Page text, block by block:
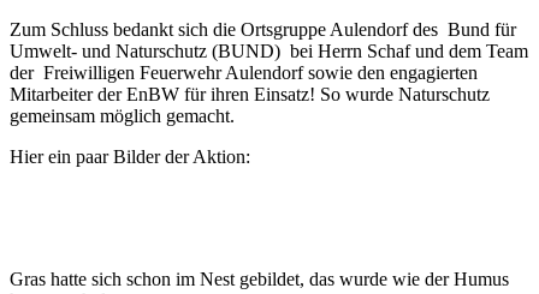
Zum Schluss bedankt sich die Ortsgruppe Aulendorf des Bund für
Umwelt- und Naturschutz (BUND) bei Herrn Schaf und dem Team
der Freiwilligen Feuerwehr Aulendorf sowie den engagierten
Mitarbeiter der EnBW für ihren Einsatz! So wurde Naturschutz
gemeinsam möglich gemacht.
Hier ein paar Bilder der Aktion:
Gras hatte sich schon im Nest gebildet, das wurde wie der Humus